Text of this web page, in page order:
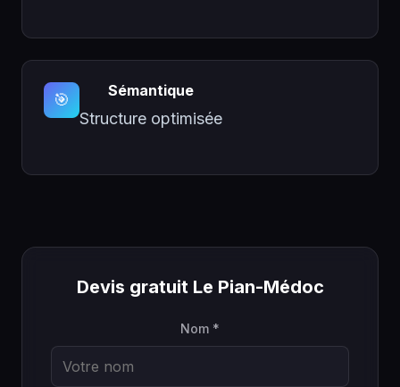
🎯 Sémantique
Structure optimisée
Devis gratuit Le Pian-Médoc
Nom *